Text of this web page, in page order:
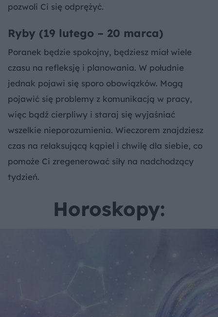
pozwoli Ci się odprężyć.
Ryby (19 lutego – 20 marca)
Poranek będzie spokojny, będziesz miał wiele
czasu na refleksję i planowania. W południe
jednak pojawi się sporo obowiązków. Mogą
pojawić się problemy z komunikacją w pracy,
więc bądź cierpliwy i staraj się wyjaśniać
wszelkie nieporozumienia. Wieczorem znajdziesz
czas na relaksującą kąpiel i chwilę dla siebie, co
pomoże Ci zregenerować siły na nadchodzący
tydzień.
Horoskopy: